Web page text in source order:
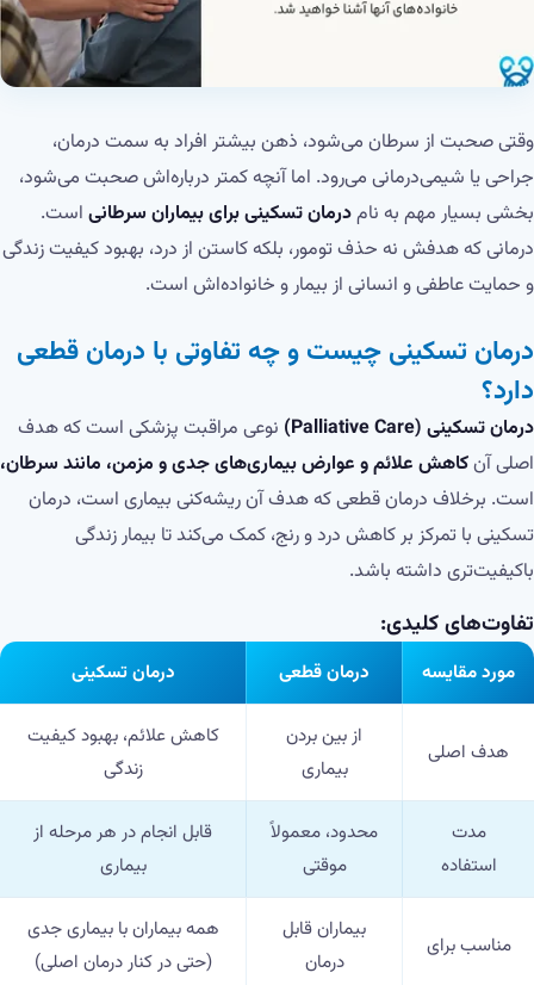
وقتی صحبت از سرطان می‌شود، ذهن بیشتر افراد به سمت درمان،
جراحی یا شیمی‌درمانی می‌رود. اما آنچه کمتر درباره‌اش صحبت می‌شود،
بخشی بسیار مهم به نامدرمان تسکینی برای بیماران سرطانی است.
درمانی که هدفش نه حذف تومور، بلکه کاستن از درد، بهبود کیفیت زندگی
و حمایت عاطفی و انسانی از بیمار و خانواده‌اش است.
درمان تسکینی چیست و چه تفاوتی با درمان قطعی
دارد؟
درمان تسکینی (Palliative Care)
نوعی مراقبت پزشکی است که هدف
اصلی آنکاهش علائم و عوارض بیماری‌های جدی و مزمن، مانند سرطان،
است. برخلاف درمان قطعی که هدف آن ریشه‌کنی بیماری است، درمان
تسکینی با تمرکز بر کاهش درد و رنج، کمک می‌کند تا بیمار زندگی
باکیفیت‌تری داشته باشد.
تفاوت‌های کلیدی:
مورد مقایسه درمان قطعی درمان تسکینی
هدف اصلی
از بین بردن
بیماری
کاهش علائم، بهبود کیفیت
زندگی
مدت
استفاده
محدود، معمولاً
موقتی
قابل انجام در هر مرحله از
بیماری
مناسب برای
بیماران قابل
درمان
همه بیماران با بیماری جدی
(حتی در کنار درمان اصلی)